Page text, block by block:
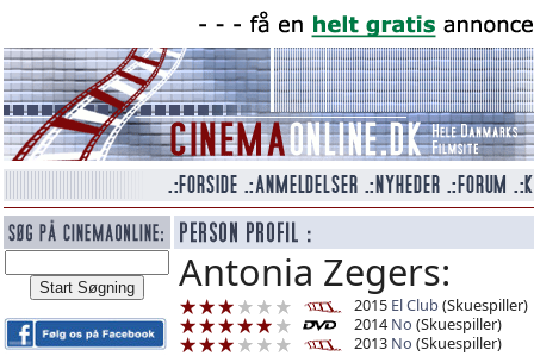
Antonia Zegers:
2015 El Club(Skuespiller)
2014 No (Skuespiller)
2013 No (Skuespiller)